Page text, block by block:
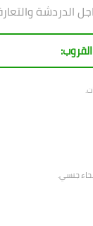
الدردشة
جنسي.